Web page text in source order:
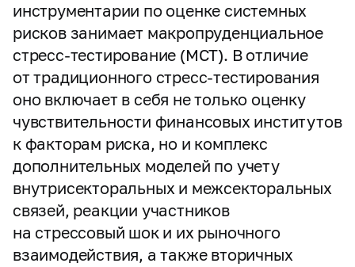
инструментарии по оценке системных
рисков занимает макропруденциальное
стресс-тестирование (МСТ). В отличие
от традиционного стресс-тестирования
оно включает в себя не только оценку
чувствительности финансовых институтов
к факторам риска, но и комплекс
дополнительных моделей по учету
внутрисекторальных и межсекторальных
связей, реакции участников
на стрессовый шок и их рыночного
взаимодействия, а также вторичных